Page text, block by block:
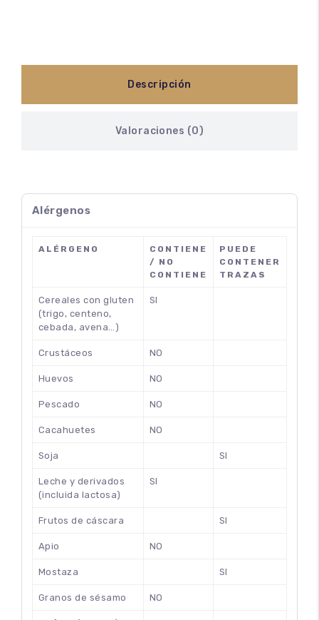
100
Descripción
Valoraciones (0)
Alérgenos
ALÉRGENO
CONTIENE
/ NO
CONTIENE
PUEDE
CONTENER
TRAZAS
Cereales con gluten
(trigo, centeno,
cebada, avena…)
SI
Crustáceos NO
Huevos NO
Pescado NO
Cacahuetes NO
Soja SI
Leche y derivados
(incluida lactosa)
SI
Frutos de cáscara SI
Apio NO
Mostaza SI
Granos de sésamo NO